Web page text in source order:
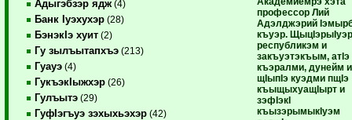
Адыгэбзэр ядж (4)
Банк Iуэхухэр (28)
БэнэкIэ хуит (2)
Гу зылъытапхъэ (213)
Гуауэ (4)
ГукъэкIыжхэр (26)
Гулъытэ (29)
ГуфIэгъуэ зэхыхьэхэр (42)
профессор Лий
Адэлджэрий
къуэр.
республикэм и
закъуэтэкъым, атIэ
къэралми, дунейм и
щIыпIэ куэдми пщIэ
къыщыхуащIырт и
зэфIэкI
къызэрымыкIуэм